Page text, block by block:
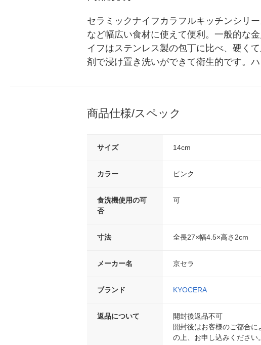
セラミックナイフカラフルキッチンシリ
など幅広い食材に使えて便利。一般的な
イフはステンレス製の包丁に比べ、硬く
剤で浸け置き洗いができて衛生的です。
商品仕様/スペック
サイズ 14cm
カラー ピンク
食洗機使用の可
否
可
寸法 全長27×幅4.5×高さ2cm
メーカー名 京セラ
ブランド KYOCERA
返品について
開封後返品不可
開封後はお客様のご都合
の上、お申し込みください。